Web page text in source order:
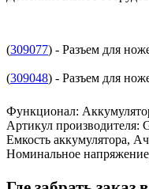
(309077) - Разъем для
(309048) - Разъем для
Функционал:
Артикул производителя:
Емкость аккумулятора, Ач
Номинальное